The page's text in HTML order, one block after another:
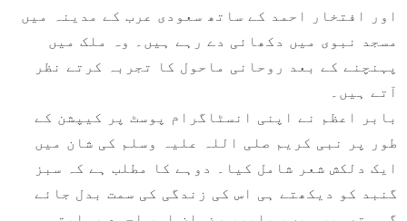
اور افتخار احمد کے ساتھ سعودی عرب کے مدینہ میں
مسجد نبوی میں دکھائی دے رہے ہیں۔ وہ ملک میں
پہنچنے کے بعد روحانی ماحول کا تجربہ کرتے نظر
آتے ہیں۔
بابر اعظم نے اپنی انسٹاگرام پوسٹ پر کیپشن کے
طور پر نبی کریم صلی اللہ علیہ وسلم کی شان میں
ایک دلکش شعر شامل کیا۔ دوہے کا مطلب ہے کہ سبز
گنبد کو دیکھتے ہی اس کی زندگی کی سمت بدل جائے